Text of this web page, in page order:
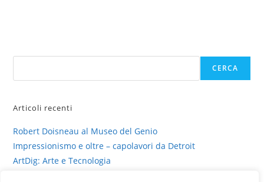
CERCA
Articoli recenti
Robert Doisneau al Museo del Genio
Impressionismo e oltre – capolavori da Detroit
ArtDig: Arte e Tecnologia